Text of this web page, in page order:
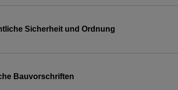
Sicherheit und Ordnung
Bauvorschriften